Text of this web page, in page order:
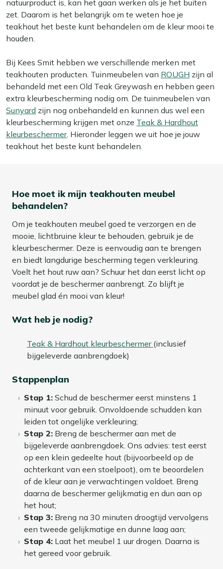
natuurproduct is, kan het gaan werken als je het buiten
zet. Daarom is het belangrijk om te weten hoe je
teakhout het beste kunt behandelen om de kleur mooi te
houden.
Bij Kees Smit hebben we verschillende merken met
teakhouten producten. Tuinmeubelen van ROUGH zijn al
behandeld met een Old Teak Greywash en hebben geen
extra kleurbescherming nodig om. De tuinmeubelen van
Sunyard zijn nog onbehandeld en kunnen dus wel een
kleurbescherming krijgen met onze Teak & Hardhout
kleurbeschermer. Hieronder leggen we uit hoe je jouw
teakhout het beste kunt behandelen.
Hoe moet ik mijn teakhouten meubel
behandelen?
Om je teakhouten meubel goed te verzorgen en de
mooie, lichtbruine kleur te behouden, gebruik je de
kleurbeschermer. Deze is eenvoudig aan te brengen
en biedt langdurige bescherming tegen verkleuring.
Voelt het hout ruw aan? Schuur het dan eerst licht op
voordat je de beschermer aanbrengt. Zo blijft je
meubel glad én mooi van kleur!
Wat heb je nodig?
Teak & Hardhout kleurbeschermer (inclusief
bijgeleverde aanbrengdoek)
Stappenplan
Stap 1: Schud de beschermer eerst minstens 1
minuut voor gebruik. Onvoldoende schudden kan
leiden tot ongelijke verkleuring;
Stap 2: Breng de beschermer aan met de
bijgeleverde aanbrengdoek. Ons advies: test eerst
op een klein gedeelte hout (bijvoorbeeld op de
achterkant van een stoelpoot), om te beoordelen
of de kleur aan je verwachtingen voldoet. Breng
daarna de beschermer gelijkmatig en dun aan op
het hout;
Stap 3: Breng na 30 minuten droogtijd vervolgens
een tweede gelijkmatige en dunne laag aan;
Stap 4: Laat het meubel 1 uur drogen. Daarna is
het gereed voor gebruik.